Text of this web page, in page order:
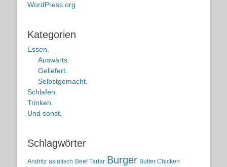
WordPress.org
Kategorien
Essen.
Auswärts.
Geliefert.
Selbstgemacht.
Schlafen.
Trinken.
Und sonst.
Schlagwörter
Andritz asiatisch Beef Tartar Burger Butter Chicken